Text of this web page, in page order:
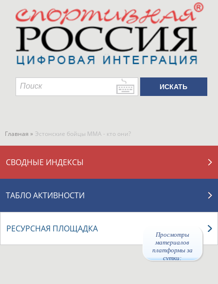
Просмотры
материалов
платформы за
сутки:
Главная » Эстонские бойцы ММА - кто они?
СВОДНЫЕ ИНДЕКСЫ
ТАБЛО АКТИВНОСТИ
РЕСУРСНАЯ ПЛОЩАДКА